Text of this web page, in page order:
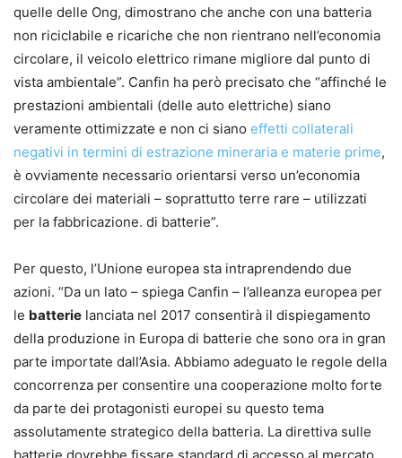
quelle delle Ong, dimostrano che anche con una batteria
non riciclabile e ricariche che non rientrano nell’economia
circolare, il veicolo elettrico rimane migliore dal punto di
vista ambientale”. Canfin ha però precisato che “affinché le
prestazioni ambientali (delle auto elettriche) siano
veramente ottimizzate e non ci siano effetti collaterali
negativi in termini di estrazione mineraria e materie prime,
è ovviamente necessario orientarsi verso un’economia
circolare dei materiali – soprattutto terre rare – utilizzati
per la fabbricazione. di batterie”.
Per questo, l’Unione europea sta intraprendendo due
azioni. “Da un lato – spiega Canfin – l’alleanza europea per
le batterie lanciata nel 2017 consentirà il dispiegamento
della produzione in Europa di batterie che sono ora in gran
parte importate dall’Asia. Abbiamo adeguato le regole della
concorrenza per consentire una cooperazione molto forte
da parte dei protagonisti europei su questo tema
assolutamente strategico della batteria. La direttiva sulle